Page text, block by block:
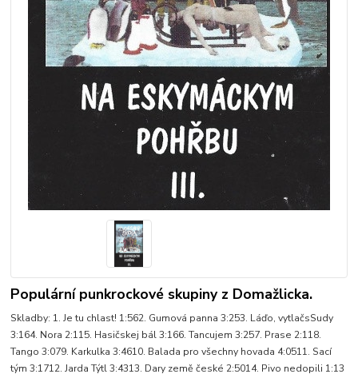
Populární punkrockové skupiny z Domažlicka.
Skladby: 1. Je tu chlast! 1:562. Gumová panna 3:253. Láďo, vytlačsSudy
3:164. Nora 2:115. Hasičskej bál 3:166. Tancujem 3:257. Prase 2:118.
Tango 3:079. Karkulka 3:4610. Balada pro všechny hovada 4:0511. Sací
tým 3:1712. Jarda Týtl 3:4313. Dary země české 2:5014. Pivo nedopili 1:13